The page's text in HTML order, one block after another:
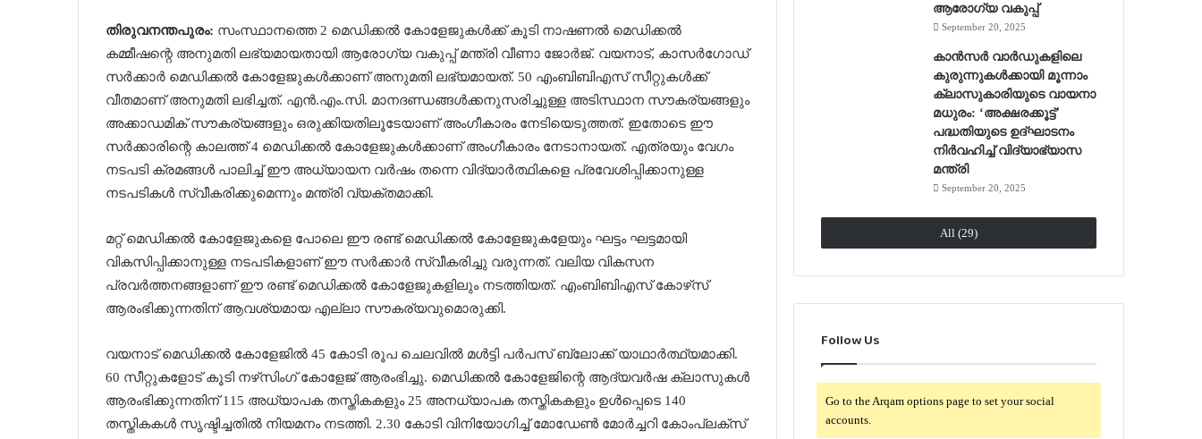
തിരുവനന്തപുരം: സംസ്ഥാനത്തെ 2 മെഡിക്കല്‍ കോളേജുകള്‍ക്ക് കൂടി നാഷണല്‍ മെഡിക്കല്‍
കമ്മീഷന്റെ അനുമതി ലഭ്യമായതായി ആരോഗ്യ വകുപ്പ് മന്ത്രി വീണാ ജോര്‍ജ്. വയനാട്, കാസര്‍ഗോഡ്
സര്‍ക്കാര്‍ മെഡിക്കല്‍ കോളേജുകള്‍ക്കാണ് അനുമതി ലഭ്യമായത്. 50 എംബിബിഎസ് സീറ്റുകള്‍ക്ക്
വീതമാണ് അനുമതി ലഭിച്ചത്. എന്‍.എം.സി. മാനദണ്ഡങ്ങള്‍ക്കനുസരിച്ചുള്ള അടിസ്ഥാന സൗകര്യങ്ങളും
അക്കാഡമിക് സൗകര്യങ്ങളും ഒരുക്കിയതിലൂടേയാണ് അംഗീകാരം നേടിയെടുത്തത്. ഇതോടെ ഈ
സര്‍ക്കാരിന്റെ കാലത്ത് 4 മെഡിക്കല്‍ കോളേജുകള്‍ക്കാണ് അംഗീകാരം നേടാനായത്. എത്രയും വേഗം
നടപടി ക്രമങ്ങള്‍ പാലിച്ച് ഈ അധ്യായന വര്‍ഷം തന്നെ വിദ്യാര്‍ത്ഥികളെ പ്രവേശിപ്പിക്കാനുള്ള
നടപടികള്‍ സ്വീകരിക്കുമെന്നും മന്ത്രി വ്യക്തമാക്കി.
മറ്റ് മെഡിക്കല്‍ കോളേജുകളെ പോലെ ഈ രണ്ട് മെഡിക്കല്‍ കോളേജുകളേയും ഘട്ടം ഘട്ടമായി
വികസിപ്പിക്കാനുള്ള നടപടികളാണ് ഈ സര്‍ക്കാര്‍ സ്വീകരിച്ചു വരുന്നത്. വലിയ വികസന
പ്രവര്‍ത്തനങ്ങളാണ് ഈ രണ്ട് മെഡിക്കല്‍ കോളേജുകളിലും നടത്തിയത്. എംബിബിഎസ് കോഴ്‌സ്
ആരംഭിക്കുന്നതിന് ആവശ്യമായ എല്ലാ സൗകര്യവുമൊരുക്കി.
വയനാട് മെഡിക്കല്‍ കോളേജില്‍ 45 കോടി രൂപ ചെലവില്‍ മള്‍ട്ടി പര്‍പസ് ബ്ലോക്ക് യാഥാര്‍ത്ഥ്യമാക്കി.
60 സീറ്റുകളോട് കൂടി നഴ്‌സിംഗ് കോളേജ് ആരംഭിച്ചു. മെഡിക്കല്‍ കോളേജിന്റെ ആദ്യവര്‍ഷ ക്ലാസുകള്‍
ആരംഭിക്കുന്നതിന് 115 അധ്യാപക തസ്തികകളും 25 അനധ്യാപക തസ്തികകളും ഉള്‍പ്പെടെ 140
തസ്തികകള്‍ സൃഷ്ടിച്ചതില്‍ നിയമനം നടത്തി. 2.30 കോടി വിനിയോഗിച്ച് മോഡേണ്‍ മോര്‍ച്ചറി കോംപ്ലക്സ്
ആരോഗ്യ വകുപ്പ്
September 20, 2025
കാൻസർ വാർഡുകളിലെ
കുരുന്നുകൾക്കായി മൂന്നാം
ക്ലാസുകാരിയുടെ വായനാ
മധുരം: ‘അക്ഷരക്കൂട്ട്’
പദ്ധതിയുടെ ഉദ്ഘാടനം
നിർവഹിച്ച് വിദ്യാഭ്യാസ
മന്ത്രി
September 20, 2025
All (29)
Follow Us
Go to the Arqam options page to set your social
accounts.